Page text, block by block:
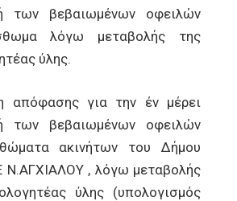
των βεβαιωμένων οφειλών
λόγω μεταβολής της
ύλης.
απόφασης για την έν μέρει
των βεβαιωμένων οφειλών
ακινήτων του Δήμου
Ν.ΑΓΧΙΑΛΟΥ , λόγω μεταβολής
ύλης (υπολογισμός